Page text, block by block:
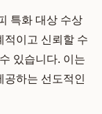
특화 대상 수상
적이고 신뢰할 수
있습니다. 이는
하는 선도적인